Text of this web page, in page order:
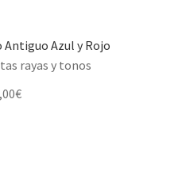
Azul y Rojo
rayas y tonos
€